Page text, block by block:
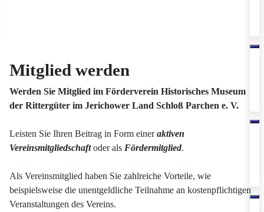
Mitglied werden
Werden Sie Mitglied im Förderverein Historisches Museum
der Rittergüter im Jerichower Land Schloß Parchen e. V.
Leisten Sie Ihren Beitrag in Form eineraktiven
Vereinsmitgliedschaft oder als Fördermitglied.
Als Vereinsmitglied haben Sie zahlreiche Vorteile, wie
beispielsweise die unentgeldliche Teilnahme an kostenpflichtigen
Veranstaltungen des Vereins.